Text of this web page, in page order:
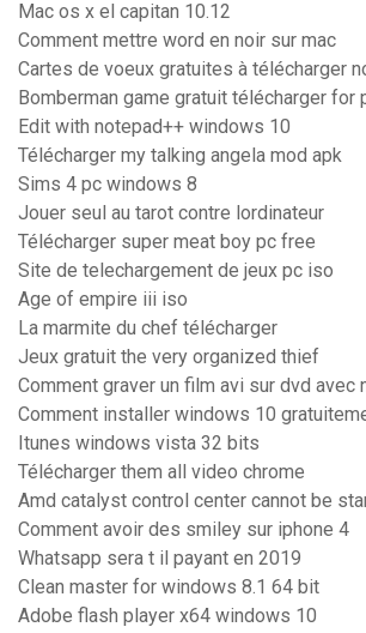
Mac os x el capitan 10.12
Comment mettre word en noir sur mac
Cartes de voeux gratuites à télécharger
Bomberman game gratuit télécharger for
Edit with notepad++ windows 10
Télécharger my talking angela mod apk
Sims 4 pc windows 8
Jouer seul au tarot contre lordinateur
Télécharger super meat boy pc free
Site de telechargement de jeux pc iso
Age of empire iii iso
La marmite du chef télécharger
Jeux gratuit the very organized thief
Comment graver un film avi sur dvd avec
Comment installer windows 10
Itunes windows vista 32 bits
Télécharger them all video chrome
Amd catalyst control center cannot be
Comment avoir des smiley sur iphone 4
Whatsapp sera t il payant en 2019
Clean master for windows 8.1 64 bit
Adobe flash player x64 windows 10